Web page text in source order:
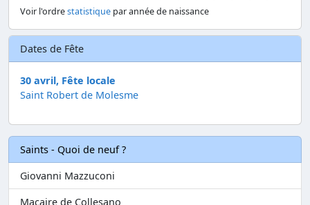
Voir l'ordrestatistique par année de naissance
Dates de Fête
30 avril, Fête locale
Saint Robert de Molesme
Saints - Quoi de neuf ?
Giovanni Mazzuconi
Macaire de Collesano